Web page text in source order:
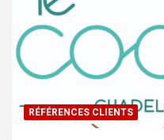
RÉFÉRENCES CLIENTS